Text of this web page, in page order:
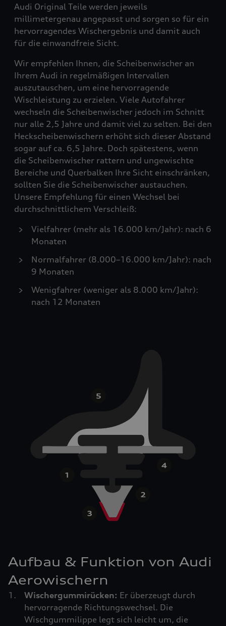
Audi Original Teile werden jeweils
millimetergenau angepasst und sorgen so für ein
hervorragendes Wischergebnis und damit auch
für die einwandfreie Sicht.
Wir empfehlen Ihnen, die Scheibenwischer an
Ihrem Audi in regelmäßigen Intervallen
auszutauschen, um eine hervorragende
Wischleistung zu erzielen. Viele Autofahrer
wechseln die Scheibenwischer jedoch im Schnitt
nur alle 2,5 Jahre und damit viel zu selten. Bei den
Heckscheibenwischern erhöht sich dieser Abstand
sogar auf ca. 6,5 Jahre. Doch spätestens, wenn
die Scheibenwischer rattern und ungewischte
Bereiche und Querbalken Ihre Sicht einschränken,
sollten Sie die Scheibenwischer austauchen.
Unsere Empfehlung für einen Wechsel bei
durchschnittlichem Verschleiß:
Vielfahrer (mehr als 16.000 km/Jahr): nach 6
Monaten
Normalfahrer (8.000–16.000 km/Jahr): nach
9 Monaten
Wenigfahrer (weniger als 8.000 km/Jahr):
nach 12 Monaten
Aufbau & Funktion von Audi
Aerowischern
Wischergummirücken: Er überzeugt durch
hervorragende Richtungswechsel. Die
Wischgummilippe legt sich leicht um, die